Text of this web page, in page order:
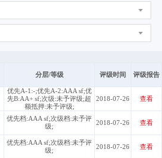
分层/等级 评级时间 评级报告
优先A-1:-;优先A-2:AAA sf;优
先B:AA+ sf;次级:未予评级;超
额抵押:未予评级;
2018-07-26 查看
优先档:AAA sf;次级档:未予评
级;
2018-07-26 查看
优先档:AAA sf;次级档:未予评
级;
2018-07-26 查看